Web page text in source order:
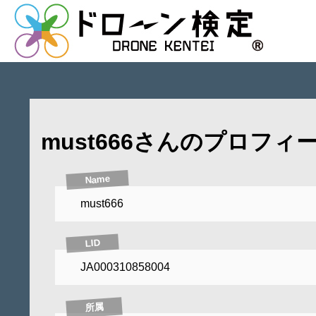
must666さんのプロフィ
Name
must666
LID
JA000310858004
所属